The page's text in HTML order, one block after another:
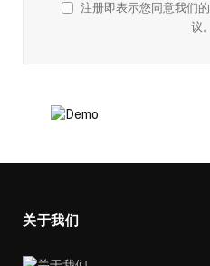
注册即表示您同意我们
议。
关于我们